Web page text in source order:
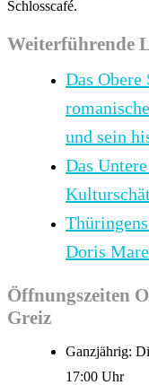
Schlosscafé.
Weiterführende
Das
und sein
Das
Doris
Öffnungszeiten
Greiz
Ganzjährig:
17:00 Uhr